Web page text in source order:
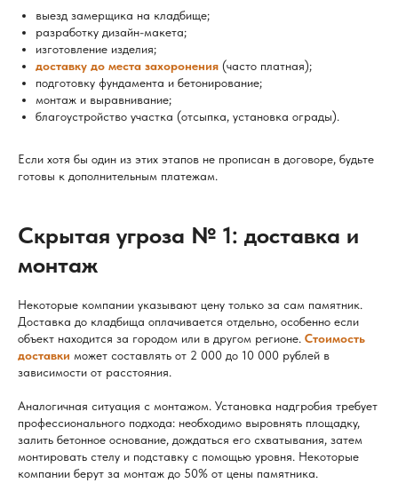
выезд замерщика на кладбище;
разработку дизайн-макета;
изготовление изделия;
доставку до места захоронения (часто платная);
подготовку фундамента и бетонирование;
монтаж и выравнивание;
благоустройство участка (отсыпка, установка ограды).
Если хотя бы один из этих этапов не прописан в договоре, будьте
готовы к дополнительным платежам.
Скрытая угроза № 1: доставка и
монтаж
Некоторые компании указывают цену только за сам памятник.
Доставка до кладбища оплачивается отдельно, особенно если
объект находится за городом или в другом регионе. Стоимость
доставки может составлять от 2 000 до 10 000 рублей в
зависимости от расстояния.
Аналогичная ситуация с монтажом. Установка надгробия требует
профессионального подхода: необходимо выровнять площадку,
залить бетонное основание, дождаться его схватывания, затем
монтировать стелу и подставку с помощью уровня. Некоторые
компании берут за монтаж до 50% от цены памятника.